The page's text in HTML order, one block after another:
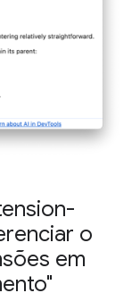
o
em